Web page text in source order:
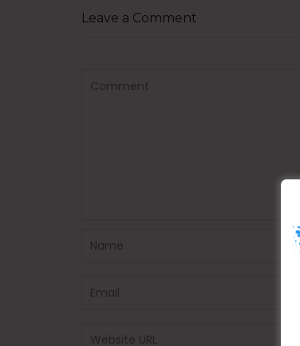
Leave a Comment